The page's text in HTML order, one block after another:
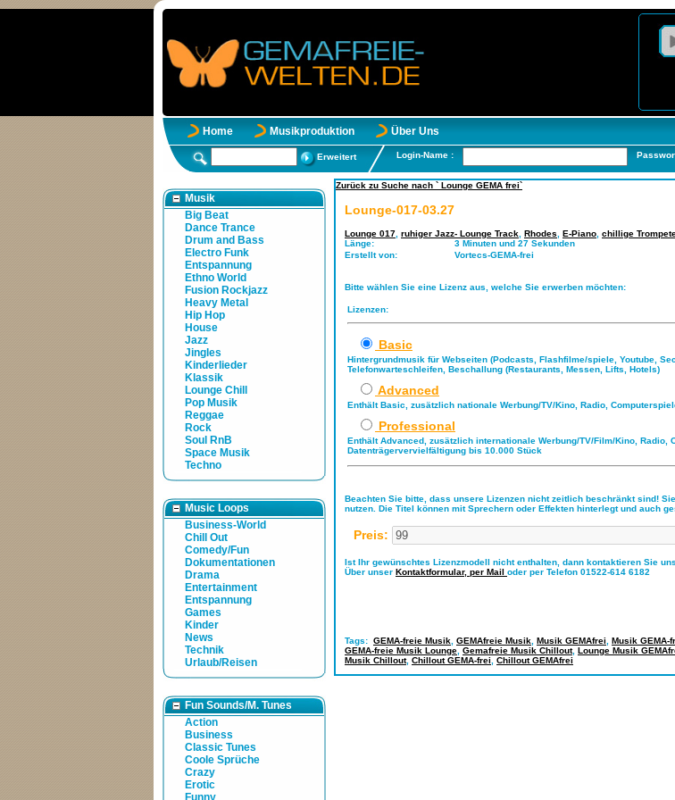
Home Musikproduktion Über Uns
Erweitert Login-Name :
Musik
Big Beat
Dance Trance
Drum and Bass
Electro Funk
Entspannung
Ethno World
Fusion Rockjazz
Heavy Metal
Hip Hop
House
Jazz
Jingles
Kinderlieder
Klassik
Lounge Chill
Pop Musik
Reggae
Rock
Soul RnB
Space Musik
Techno
Music Loops
Business-World
Chill Out
Comedy/Fun
Dokumentationen
Drama
Entertainment
Entspannung
Games
Kinder
News
Technik
Urlaub/Reisen
Fun Sounds/M. Tunes
Action
Business
Classic Tunes
Coole Sprüche
Crazy
Erotic
Funny
Zurück zu Suche nach ` Lounge GEMA frei`
Lounge-017-03.27
Lounge 017 ruhiger Jazz- Lounge Track Rhodes E-Piano chillige
Länge:
3 Minuten und 27 Sekunden
Erstellt von:
Vortecs-GEMA-frei
Bitte wählen Sie eine Lizenz aus, welche Sie erwerben möchten:
Lizenzen:
Basic
Hintergrundmusik für Webseiten (Podcasts, Flashfilme/spiele, Youtube,
Telefonwarteschleifen, Beschallung (Restaurants, Messen, Lifts, Hotels)
Advanced
Enthält Basic, zusätzlich nationale Werbung/TV/Kino, Radio,
Professional
Enthält Advanced, zusätzlich internationale Werbung/TV/Film/Kino, Radio,
Datenträgervervielfältigung bis 10.000 Stück
Beachten Sie bitte, dass unsere Lizenzen nicht zeitlich beschränkt sind!
nutzen. Die Titel können mit Sprechern oder Effekten hinterlegt und auch
Preis:
Ist Ihr gewünschtes Lizenzmodell nicht enthalten, dann kontaktieren Sie
Über unser Kontaktformular, per Mail oder per Telefon 01522-614 6182
Tags: GEMA-freie Musik GEMAfreie Musik Musik GEMAfrei Musik GEMA-
GEMA-freie Musik Lounge Gemafreie Musik Chillout, Lounge Musik
Musik Chillout, Chillout GEMA-frei Chillout GEMAfrei